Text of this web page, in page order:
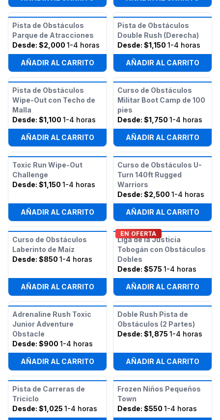
Pista de Obstáculos
Parque de Atracciones
Desde: $2,000 1-4 horas
AÑADIR AL CARRITO
Pista de Obstáculos
Double Rush (Derecha)
Desde: $1,150 1-4 horas
AÑADIR AL CARRITO
Pista de Obstáculos
Wipe-Out con Techo de
Malla
Desde: $1,100 1-4 horas
AÑADIR AL CARRITO
Curso de Obstáculos
Militar Boot Camp de 100
pies
Desde: $1,750 1-4 horas
AÑADIR AL CARRITO
Toxic Run Wipe-Out
Challenge
Desde: $1,150 1-4 horas
AÑADIR AL CARRITO
Curso de Obstáculos U-
Turn 140ft Rugged
Warriors
Desde: $2,500 1-4 horas
AÑADIR AL CARRITO
Curso de Obstáculos
Laberinto de Maíz
Desde: $850 1-4 horas
AÑADIR AL CARRITO
EN OFERTA
Liga de la Justicia
Tobogán con Obstáculos
Dobles
Desde: $575 1-4 horas
AÑADIR AL CARRITO
Adrenaline Rush Toxic
Junior Adventure
Obstacle
Desde: $900 1-4 horas
AÑADIR AL CARRITO
Doble Rush Pista de
Obstáculos (2 Partes)
Desde: $1,875 1-4 horas
AÑADIR AL CARRITO
Pista de Carreras de
Triciclo
Desde: $1,025 1-4 horas
Frozen Niños Pequeños
Town
Desde: $550 1-4 horas